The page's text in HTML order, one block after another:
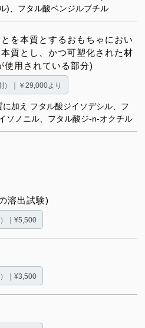
)、フタル酸ベンジルブチル
を本質とするおもちゃにおい
質とし、かつ可塑化された材
使用されている部分)
）｜￥29,000より
に加え フタル酸ジイソデシル、フ
ソノニル、フタル酸ジ-n-オクチル
溶出試験)
）｜¥5,500
）｜¥3,500